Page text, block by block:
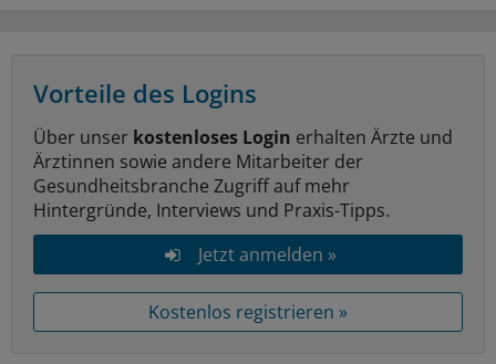
Vorteile des Logins
Über unser kostenloses Login erhalten Ärzte und
Ärztinnen sowie andere Mitarbeiter der
Gesundheitsbranche Zugriff auf mehr
Hintergründe, Interviews und Praxis-Tipps.
Jetzt anmelden »
Kostenlos registrieren »